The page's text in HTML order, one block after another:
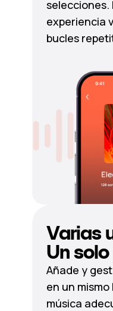
selecciones.
experiencia
bucles
Varias
Un
Añade y
en un
música